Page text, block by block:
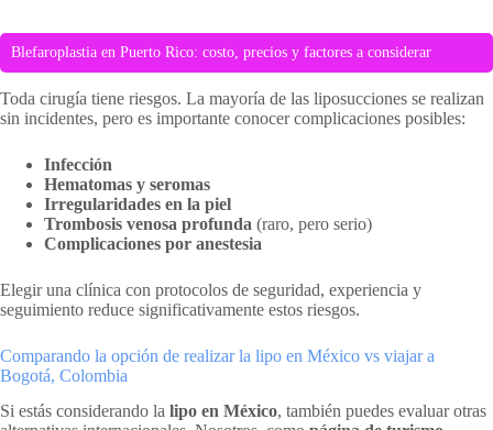
Blefaroplastia en Puerto Rico: costo, precios y factores a considerar
Toda cirugía tiene riesgos. La mayoría de las liposucciones se realizan
sin incidentes, pero es importante conocer complicaciones posibles:
Infección
Hematomas y seromas
Irregularidades en la piel
Trombosis venosa profunda (raro, pero serio)
Complicaciones por anestesia
Elegir una clínica con protocolos de seguridad, experiencia y
seguimiento reduce significativamente estos riesgos.
Comparando la opción de realizar la lipo en México vs viajar a
Bogotá, Colombia
Si estás considerando la lipo en México, también puedes evaluar otras